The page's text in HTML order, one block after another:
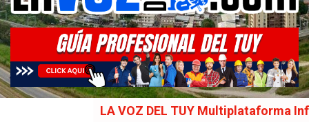
La Voz del Tuy
Portal de noticias
LA VOZ DEL TUY Multiplataforma